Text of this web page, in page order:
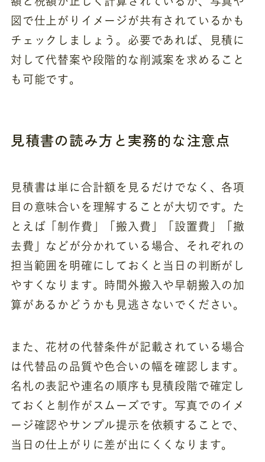
図で仕上がりイメージが共有されているかも
チェックしましょう。必要であれば、見積に
対して代替案や段階的な削減案を求めること
も可能です。
見積書の読み方と実務的な注意点
見積書は単に合計額を見るだけでなく、各項
目の意味合いを理解することが大切です。た
とえば「制作費」「搬入費」「設置費」「撤
去費」などが分かれている場合、それぞれの
担当範囲を明確にしておくと当日の判断がし
やすくなります。時間外搬入や早朝搬入の加
算があるかどうかも見逃さないでください。
また、花材の代替条件が記載されている場合
は代替品の品質や色合いの幅を確認します。
名札の表記や連名の順序も見積段階で確定し
ておくと制作がスムーズです。写真でのイメ
ージ確認やサンプル提示を依頼することで、
当日の仕上がりに差が出にくくなります。